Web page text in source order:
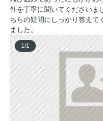
件を丁寧に聞いてくださいま
ちらの疑問にしっかり答えて
ました。
1/1